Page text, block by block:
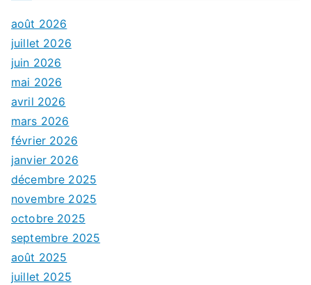
août 2026
juillet 2026
juin 2026
mai 2026
avril 2026
mars 2026
février 2026
janvier 2026
décembre 2025
novembre 2025
octobre 2025
septembre 2025
août 2025
juillet 2025